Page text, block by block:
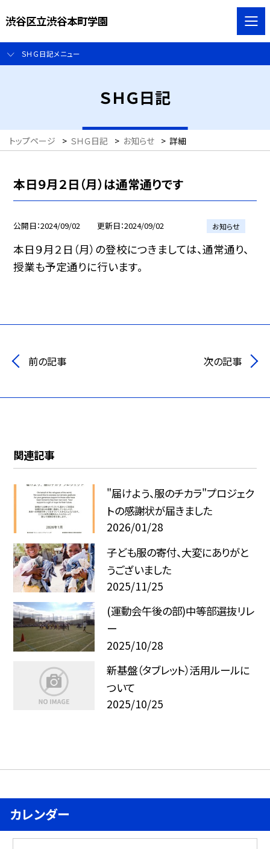
渋谷区立渋谷本町学園
ＳＨＧ日記メニュー
ＳＨＧ日記
トップページ > ＳＨＧ日記 > お知らせ > 詳細
本日９月２日（月）は通常通りです
公開日 2024/09/02 更新日 2024/09/02 お知らせ
本日９月２日（月）の登校につきましては、通常通り、
授業も予定通りに行います。
前の記事 次の記事
関連記事
"届けよう、服のチカラ"プロジェク
トの感謝状が届きました
2026/01/28
子ども服の寄付、大変にありがと
うございました
2025/11/25
(運動会午後の部)中等部選抜リレ
ー
2025/10/28
新基盤（タブレット）活用ルールに
ついて
2025/10/25
カレンダー